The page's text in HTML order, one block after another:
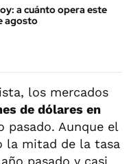
a cuánto opera este
agosto
los mercados
de dólares en
pasado. Aunque el
la mitad de la tasa